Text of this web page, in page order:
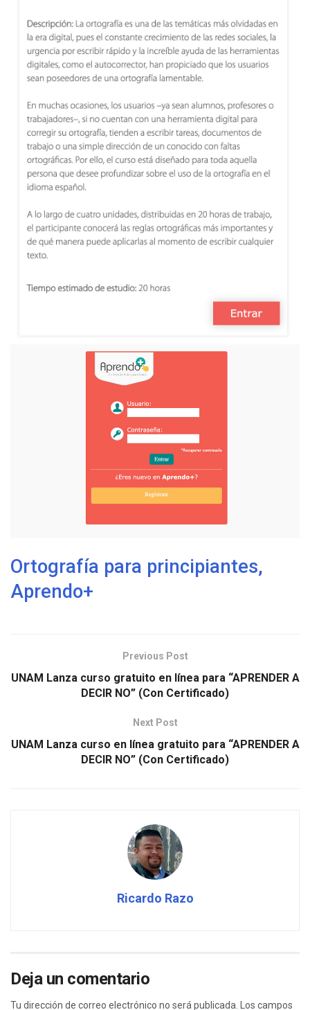
Ortografía para principiantes,
Aprendo+
Previous Post
UNAM Lanza curso gratuito en línea para “APRENDER A
DECIR NO” (Con Certificado)
Next Post
UNAM Lanza curso en línea gratuito para “APRENDER A
DECIR NO” (Con Certificado)
Ricardo Razo
Deja un comentario
Tu dirección de correo electrónico no será publicada. Los campos